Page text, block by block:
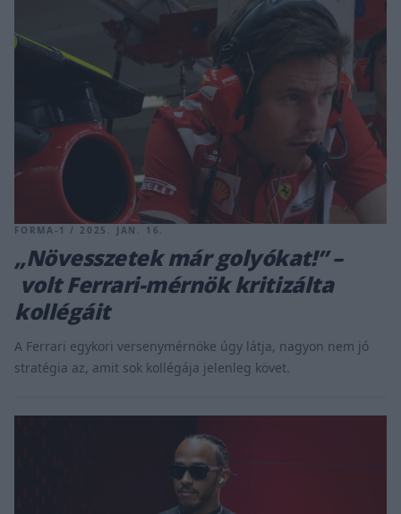
FORMA-1 / 2025. JAN. 16.
„Növesszetek már golyókat!” –
volt Ferrari-mérnök kritizálta
kollégáit
A Ferrari egykori versenymérnöke úgy látja, nagyon nem jó
stratégia az, amit sok kollégája jelenleg követ.